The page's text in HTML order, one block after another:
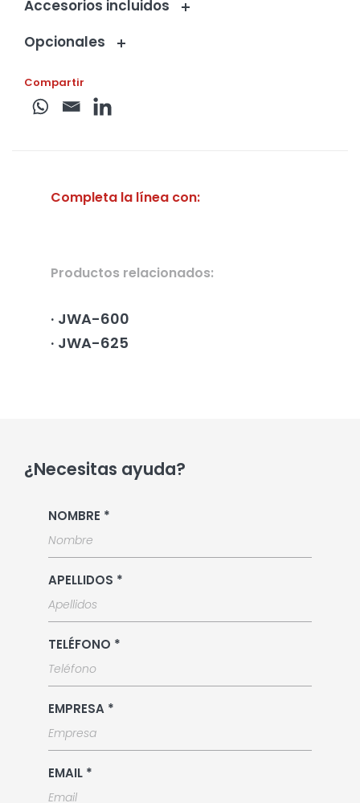
Accesorios incluidos
Opcionales
Compartir
Completa la línea con:
Productos relacionados:
JWA-600
JWA-625
¿Necesitas ayuda?
NOMBRE *
APELLIDOS *
TELÉFONO *
EMPRESA *
EMAIL *